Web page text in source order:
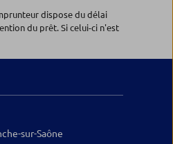
dispose du délai
du prêt. Si celui-ci n'est
sur-Saône